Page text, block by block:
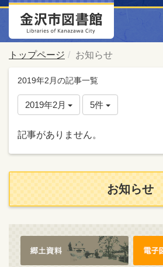
トップページ お知らせ
2019年2月の記事一覧
2019年2月 5件
記事がありません。
お知らせ